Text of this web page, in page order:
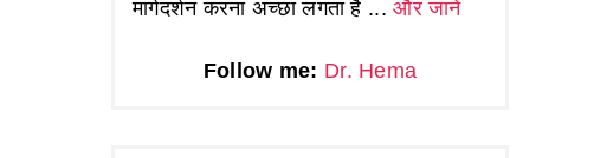
मार्गदर्शन करना अच्छा लगता है ...और जानें
Follow me: Dr. Hema